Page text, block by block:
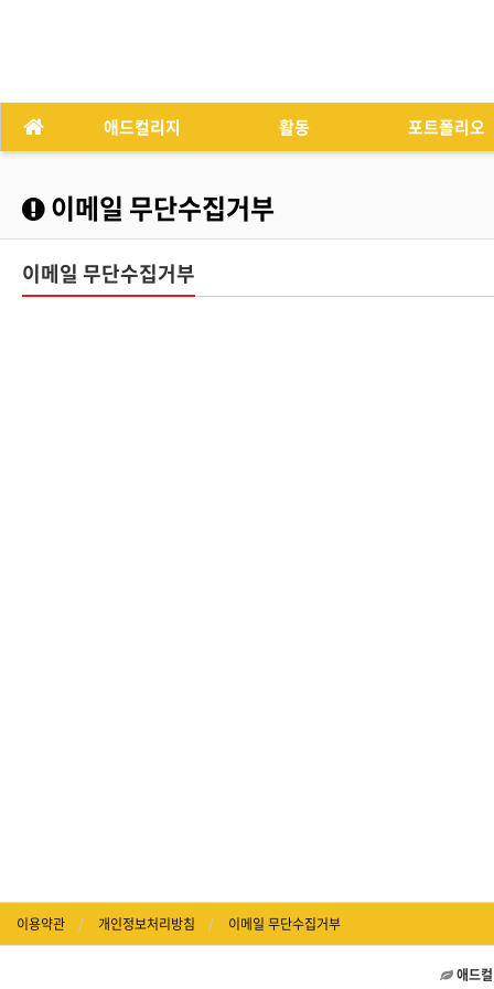
애드컬리지 활동 포트폴리오
이메일 무단수집거부
이메일 무단수집거부
이용약관 개인정보처리방침 이메일 무단수집거부
애드